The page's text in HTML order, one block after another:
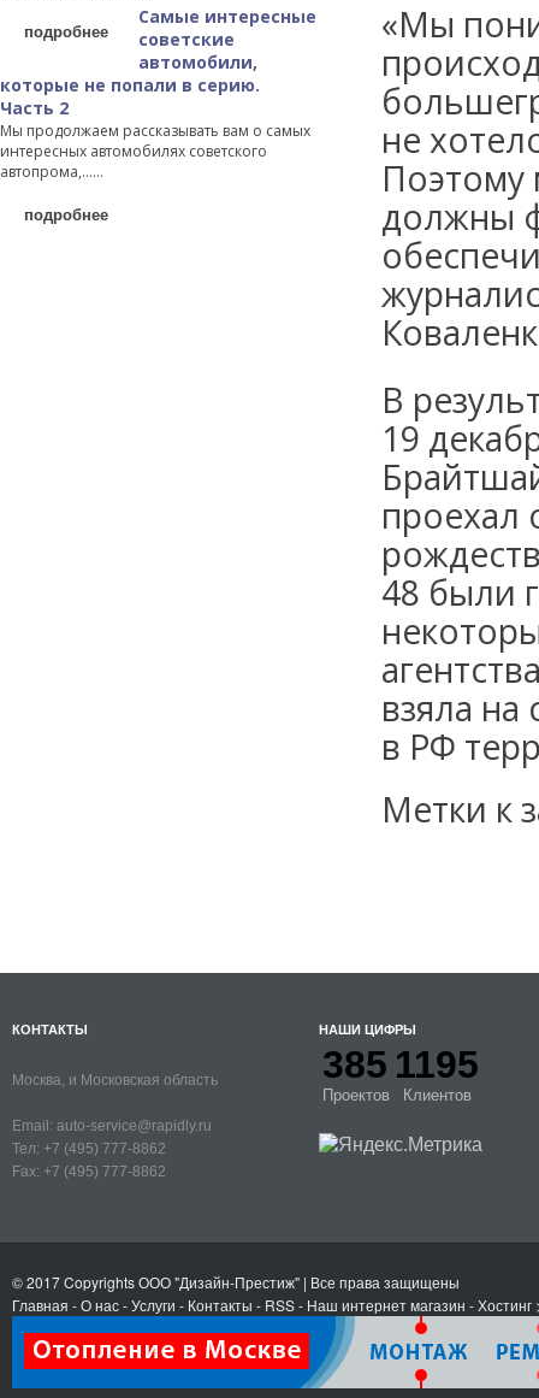
подробнее
Самые интересные
советские
автомобили,
которые не попали в серию.
Часть 2
Мы продолжаем рассказывать вам о самых
интересных автомобилях советского
автопрома,…...
подробнее
«Мы
не
Поэтому
должны
В
19
проехал
48 были
взяла на
в РФ
Метки к
КОНТАКТЫ
Москва, и Московская область
Email: auto-service@rapidly.ru
Тел: +7 (495) 777-8862
Fax: +7 (495) 777-8862
НАШИ ЦИФРЫ
385
Проектов
1195
Клиентов
© 2017 CopyrightsООО "Дизайн-Престиж" | Все права защищены
Главная -О нас-Услуги - Контакты - RSS- Наш интернет магазин -Хостинг